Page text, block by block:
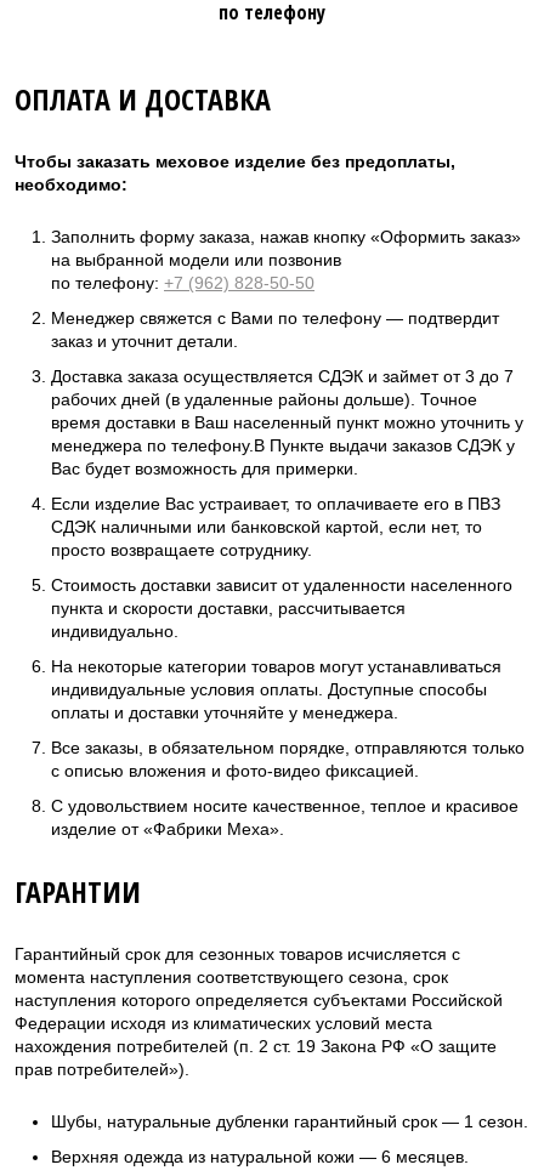
по телефону
ОПЛАТА И ДОСТАВКА
Чтобы заказать меховое изделие без предоплаты,
необходимо:
Заполнить форму заказа, нажав кнопку «Оформить заказ»
на выбранной модели или позвонив
по телефону: +7 (962) 828-50-50
Менеджер свяжется с Вами по телефону — подтвердит
заказ и уточнит детали.
Доставка заказа осуществляется СДЭК и займет от 3 до 7
рабочих дней (в удаленные районы дольше). Точное
время доставки в Ваш населенный пункт можно уточнить у
менеджера по телефону.В Пункте выдачи заказов СДЭК у
Вас будет возможность для примерки.
Если изделие Вас устраивает, то оплачиваете его в ПВЗ
СДЭК наличными или банковской картой, если нет, то
просто возвращаете сотруднику.
Стоимость доставки зависит от удаленности населенного
пункта и скорости доставки, рассчитывается
индивидуально.
На некоторые категории товаров могут устанавливаться
индивидуальные условия оплаты. Доступные способы
оплаты и доставки уточняйте у менеджера.
Все заказы, в обязательном порядке, отправляются только
с описью вложения и фото-видео фиксацией.
С удовольствием носите качественное, теплое и красивое
изделие от «Фабрики Меха».
ГАРАНТИИ
Гарантийный срок для сезонных товаров исчисляется с
момента наступления соответствующего сезона, срок
наступления которого определяется субъектами Российской
Федерации исходя из климатических условий места
нахождения потребителей (п. 2 ст. 19 Закона РФ «О защите
прав потребителей»).
Шубы, натуральные дубленки гарантийный срок — 1 сезон.
Верхняя одежда из натуральной кожи — 6 месяцев.